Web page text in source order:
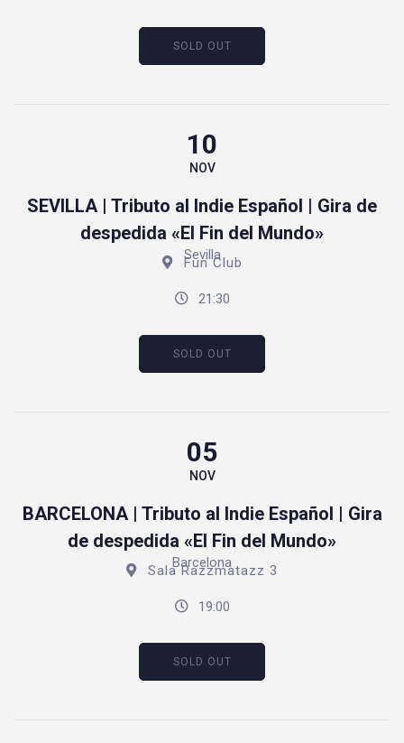
SOLD OUT
10
NOV
SEVILLA | Tributo al Indie Español | Gira de
despedida «El Fin del Mundo»
Sevilla
Fun Club
21:30
SOLD OUT
05
NOV
BARCELONA | Tributo al Indie Español | Gira
de despedida «El Fin del Mundo»
Barcelona
Sala Razzmatazz 3
19:00
SOLD OUT